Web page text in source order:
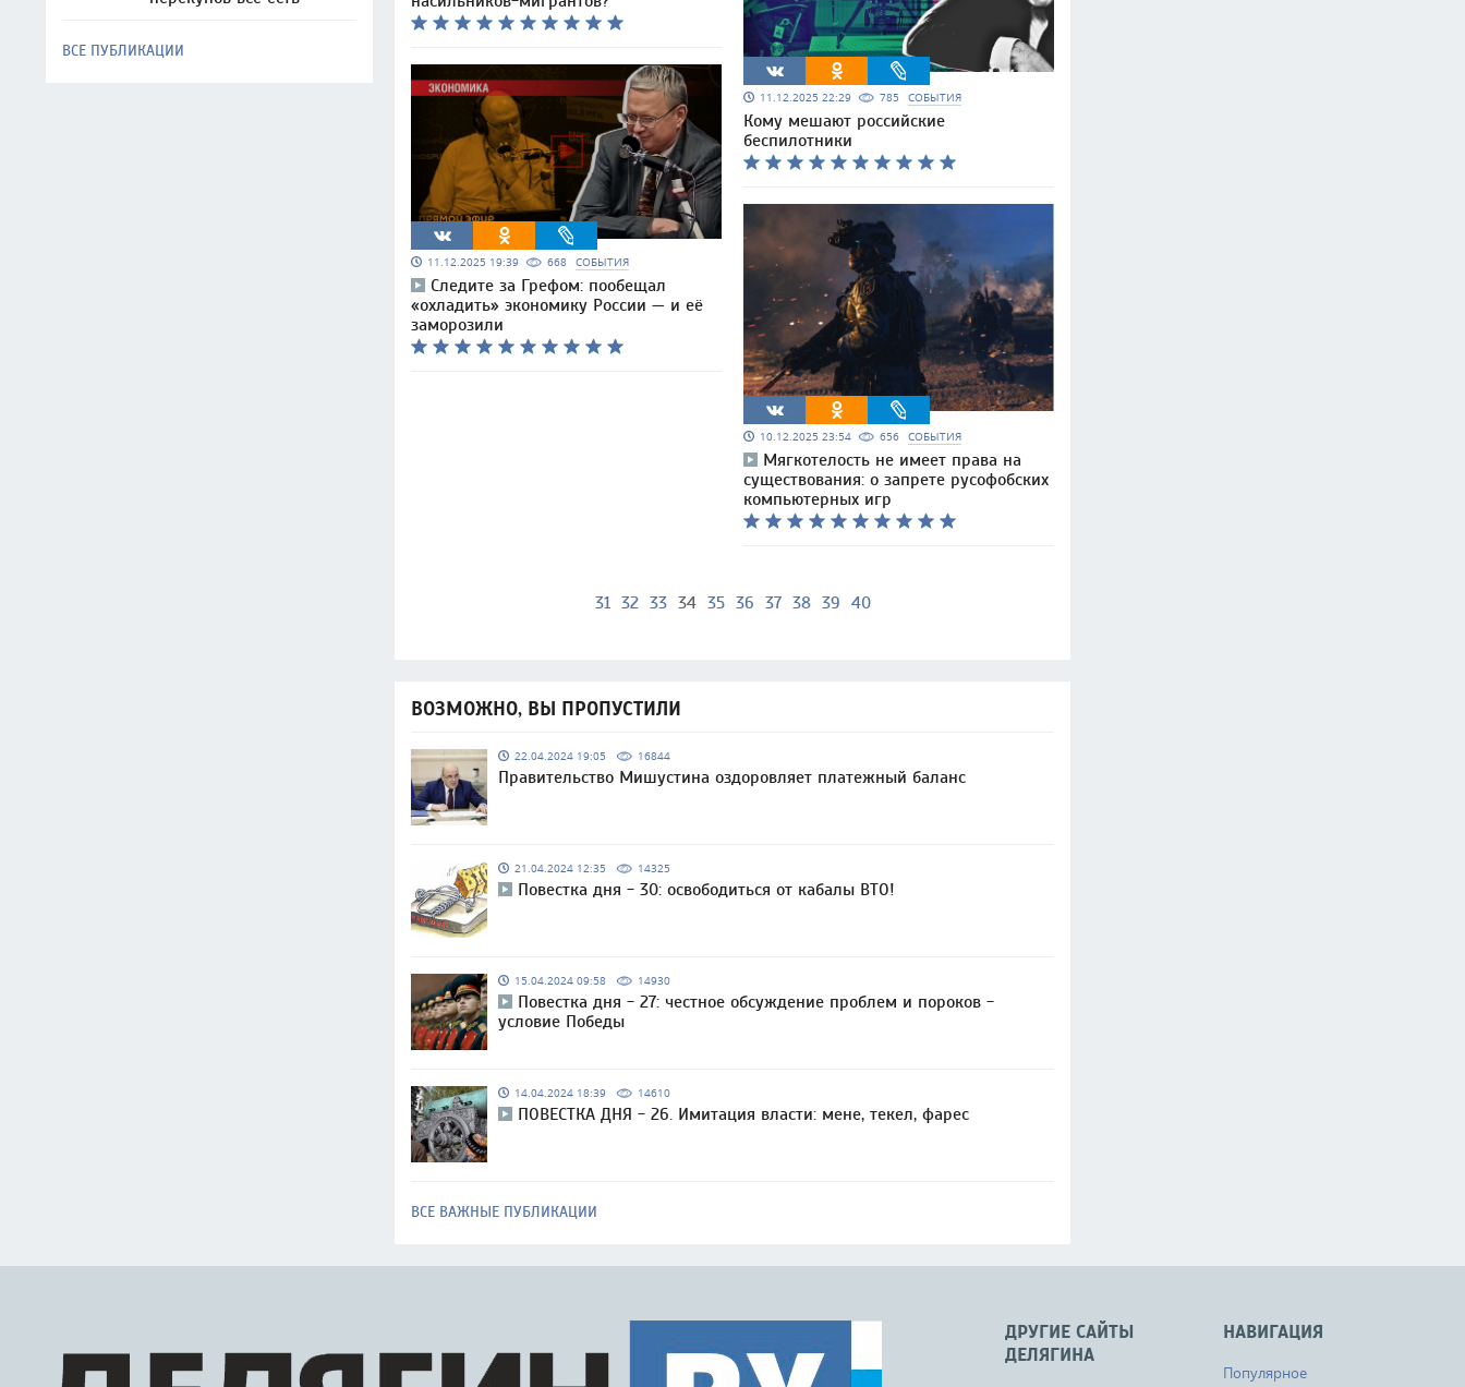
ВСЕ ПУБЛИКАЦИИ
11.12.2025 19:39 668 СОБЫТИЯ
Следите за Грефом: пообещал
«охладить» экономику России — и её
заморозили
11.12.2025 22:29 785 СОБЫТИЯ
Кому мешают российские
беспилотники
10.12.2025 23:54 656 СОБЫТИЯ
Мягкотелость не имеет права на
существования: о запрете русофобских
компьютерных игр
31 32 33 34 35 36 37 38 39 40
ВОЗМОЖНО, ВЫ ПРОПУСТИЛИ
22.04.2024 19:05 16844
Правительство Мишустина оздоровляет платежный баланс
21.04.2024 12:35 14325
Повестка дня - 30: освободиться от кабалы ВТО!
15.04.2024 09:58 14930
Повестка дня - 27: честное обсуждение проблем и пороков -
условие Победы
14.04.2024 18:39 14610
ПОВЕСТКА ДНЯ - 26. Имитация власти: мене, текел, фарес
ВСЕ ВАЖНЫЕ ПУБЛИКАЦИИ
НАВИГАЦИЯ
Популярное
ДРУГИЕ САЙТЫ
ДЕЛЯГИНА